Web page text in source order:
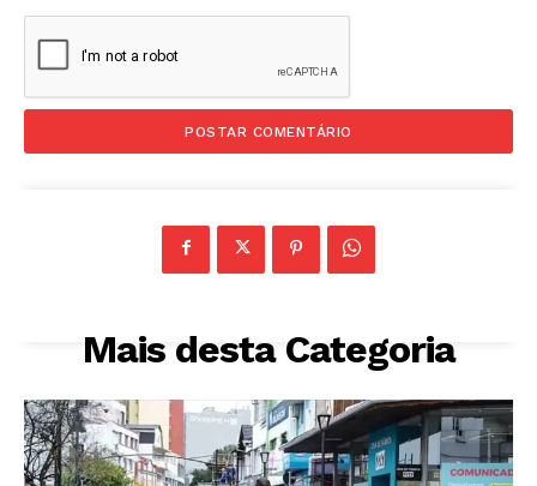
Mais desta Categoria